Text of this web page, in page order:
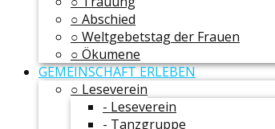
○ Abschied
○ Weltgebetstag der Frauen
○ Ökumene
GEMEINSCHAFT ERLEBEN
○ Leseverein
- Leseverein
- Tanzgruppe